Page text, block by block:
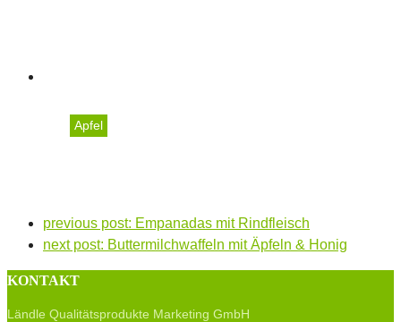
Apfel
previous post: Empanadas mit Rindfleisch
next post: Buttermilchwaffeln mit Äpfeln & Honig
KONTAKT
Ländle Qualitätsprodukte Marketing GmbH